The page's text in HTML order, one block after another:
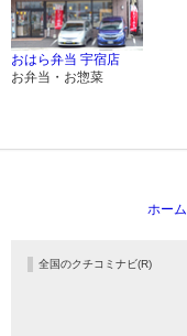
おはら弁当 宇宿店
お弁当・お惣菜
ホーム
全国のクチコミナビ(R)